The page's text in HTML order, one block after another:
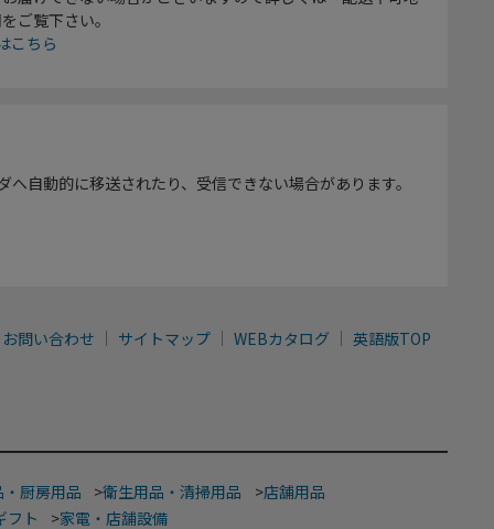
ご覧下さい。
こちら
自動的に移送されたり、受信できない場合があります。
お問い合わせ サイトマップ WEBカタログ 英語版TOP
厨房用品 >衛生用品・清掃用品 >店舗用品
フト
>家電・店舗設備